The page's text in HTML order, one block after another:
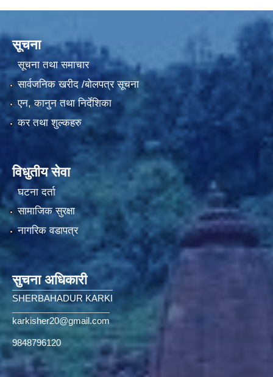
सूचना
सूचना तथा समाचार
सार्वजनिक खरीद /बोलपत्र सूचना
एन, कानुन तथा निर्देशिका
कर तथा शुल्कहरु
विधुतीय सेवा
घटना दर्ता
सामाजिक सुरक्षा
नागरिक वडापत्र
सुचना अधिकारी
SHERBAHADUR KARKI
karkisher20@gmail.com
9848796120